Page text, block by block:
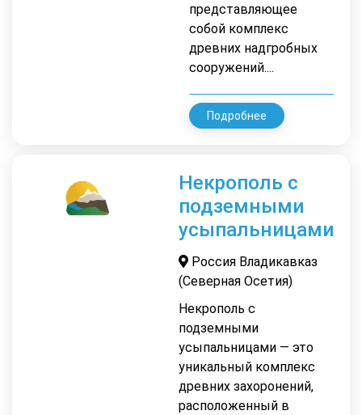
представляющее
собой комплекс
древних надгробных
сооружений....
Подробнее
Некрополь с
подземными
усыпальницами
Россия Владикавказ
(Северная Осетия)
Некрополь с
подземными
усыпальницами — это
уникальный комплекс
древних захоронений,
расположенный в